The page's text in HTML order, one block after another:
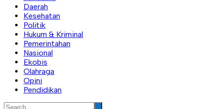
Daerah
Kesehatan
Politik
Hukum & Kriminal
Pemerintahan
Nasional
Ekobis
Olahraga
Opini
Pendidikan